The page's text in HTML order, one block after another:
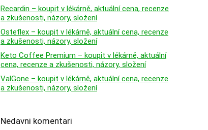
Recardin – koupit v lékárně, aktuální cena, recenze
a zkušenosti, názory, složení
Osteflex – koupit v lékárně, aktuální cena, recenze
a zkušenosti, názory, složení
Keto Coffee Premium – koupit v lékárně, aktuální
cena, recenze a zkušenosti, názory, složení
ValGone – koupit v lékárně, aktuální cena, recenze
a zkušenosti, názory, složení
Nedavni komentari